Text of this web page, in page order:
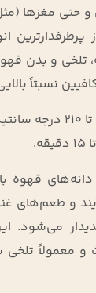
و حتی مغزها
تلخی و بدن
نسبتاً
قهوه
و طعم‌های
می‌شود.
و معمولاً